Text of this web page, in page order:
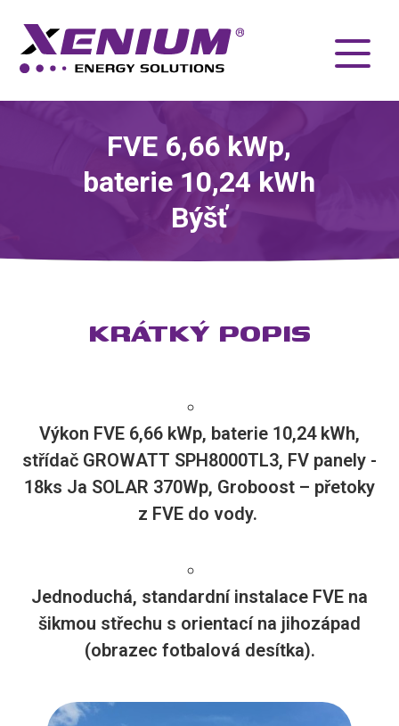
FVE 6,66 kWp,
baterie 10,24 kWh
Býšť
KRÁTKÝ POPIS
Výkon FVE 6,66 kWp, baterie 10,24 kWh,
střídač GROWATT SPH8000TL3, FV panely -
18ks Ja SOLAR 370Wp, Groboost – přetoky
z FVE do vody.
Jednoduchá, standardní instalace FVE na
šikmou střechu s orientací na jihozápad
(obrazec fotbalová desítka).